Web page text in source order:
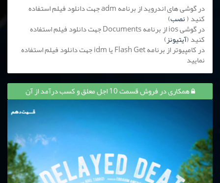
در گوشی های اندروید از برنامه adm جهت دانلود فیلم استفاده
کنید (نصب)
در گوشی ios از برنامه Documents جهت دانلود فیلم استفاده
کنید (آیتیونز)
در کامپیوتر از برنامه Flash Get یا idm جهت دانلود فیلم استفاده
نمایید
همکاری در فروش قسمت 10 اجل معلق و کسب درآمد از آن